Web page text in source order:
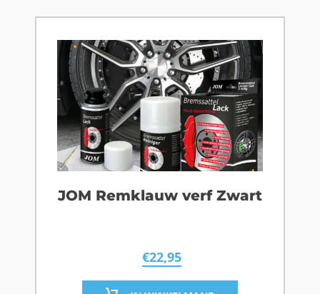
JOM Remklauw verf Zwart
€22,95